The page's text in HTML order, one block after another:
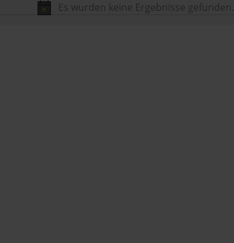
Hinweis
Es wurden keine Ergebnisse gefunden.